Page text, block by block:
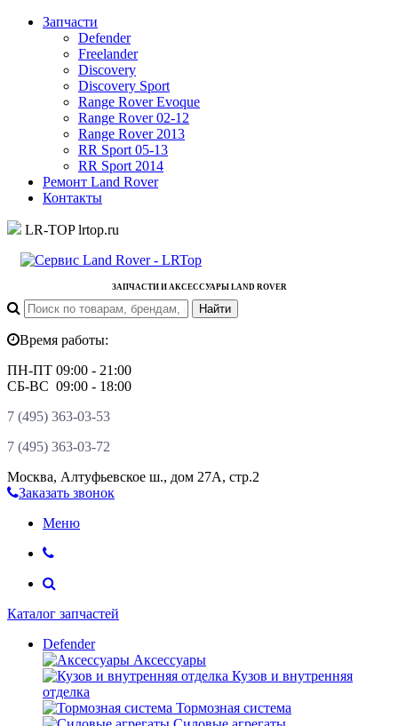
Запчасти
Defender
Freelander
Discovery
Discovery Sport
Range Rover Evoque
Range Rover 02-12
Range Rover 2013
RR Sport 05-13
RR Sport 2014
Ремонт Land Rover
Контакты
LR-TOP lrtop.ru
ЗАПЧАСТИ И АКСЕССУАРЫ LAND ROVER
Время работы:
ПН-ПТ 09:00 - 21:00
СБ-ВС 09:00 - 18:00
7 (495) 363-03-53
7 (495) 363-03-72
Москва, Алтуфьевское ш., дом 27А, стр.2
Заказать звонок
Меню
Каталог запчастей
Defender
Аксессуары
Кузов и внутренняя
отделка
Тормозная система